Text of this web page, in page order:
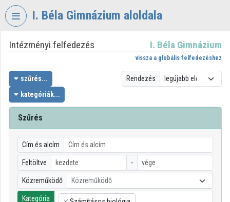
Fejléc kihagyása
I. Béla Gimnázium aloldala
VIDEOTORIUM
BÉLA
GIMNÁZIUM
Intézményi kezdőlap
Bejelentkezés
Intézményi felfedezés
Kategóriák
Intézményi felfedezés I. Béla Gimnázium
vissza a globális felfedezéshez
szűrés...
kategóriák...
Rendezés
Szűrés
Cím és alcím
Feltöltve -
Közreműködő Közreműködő
Kategória